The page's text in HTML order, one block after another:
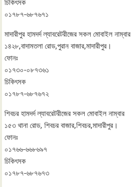
চিকিৎসক
০১৭৮৭-৬৮৭৬৭১
মাদারীপুর হামদর্দ ল্যাবরেটরীজের সকল মোবাইল নাম্বার
১৪২৮,বাদামতলা রোড,পুরান বাজার,মাদারীপুর।
ফোনঃ
০১৭৩০-০৮৭৩৬১
চিকিৎসক
০১৭৮৭-৬৮৭৬৭২
শিবচর হামদর্দ ল্যাবরেটরীজের সকল মোবাইল নাম্বার
১৫৩ থানা রোড, শিবচর বাজার,শিবচর,মাদারীপুর।
ফোনঃ
০১৭৬৬-৬৬৮৬৯৭
চিকিৎসক
০১৭৮৭-৬৮৭৬৭৩